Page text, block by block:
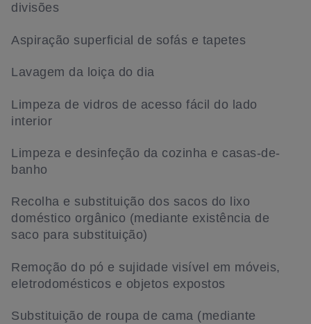
divisões
Aspiração superficial de sofás e tapetes
Lavagem da loiça do dia
Limpeza de vidros de acesso fácil do lado
interior
Limpeza e desinfeção da cozinha e casas-de-
banho
Recolha e substituição dos sacos do lixo
doméstico orgânico (mediante existência de
saco para substituição)
Remoção do pó e sujidade visível em móveis,
eletrodomésticos e objetos expostos
Substituição de roupa de cama (mediante